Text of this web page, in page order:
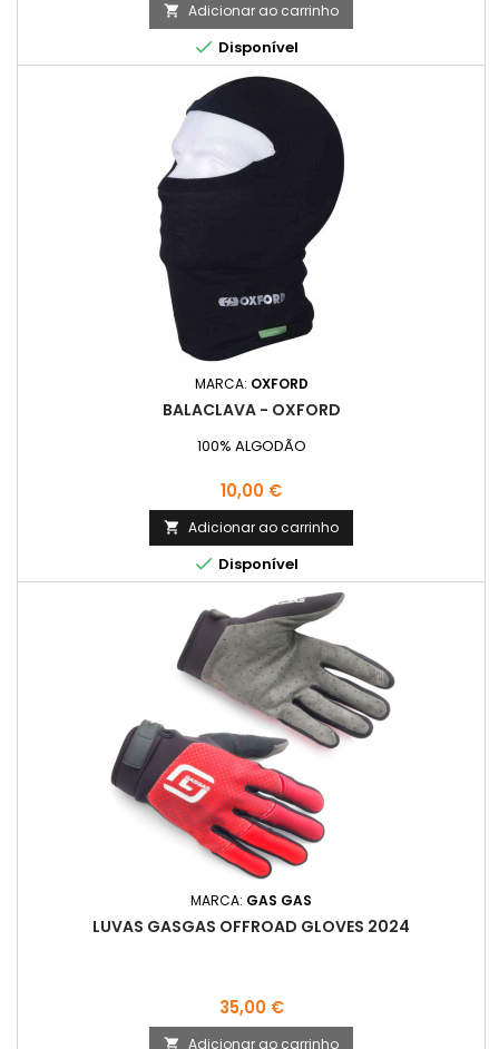
 Adicionar ao carrinho
 Disponível
MARCA: OXFORD
BALACLAVA - OXFORD
100% ALGODÃO
Preço
10,00 €
 Adicionar ao carrinho
 Disponível
MARCA: GAS GAS
LUVAS GASGAS OFFROAD GLOVES 2024
Preço
35,00 €
 Adicionar ao carrinho